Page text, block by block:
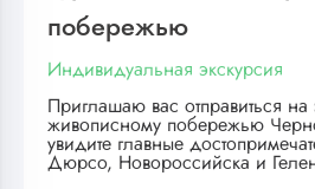
побережью
Индивидуальная экскурсия
Приглашаю вас отправиться
живописному побережью
увидите главные
Дюрсо, Новороссийска и